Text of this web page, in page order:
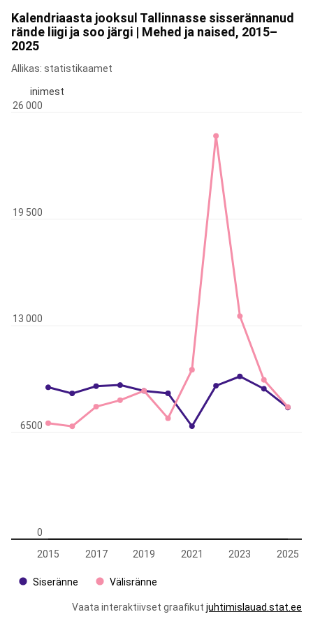
Kalendriaasta jooksul Tallinnasse sisserännanud
rände liigi ja soo järgi | Mehed ja naised, 2015–
2025
Allikas: statistikaamet
2015 2017 2019 2021 2023 2025
0
6500
13 000
19 500
26 000
inimest
Siseränne Välisränne
Vaata interaktiivset graafikut juhtimislauad.stat.ee